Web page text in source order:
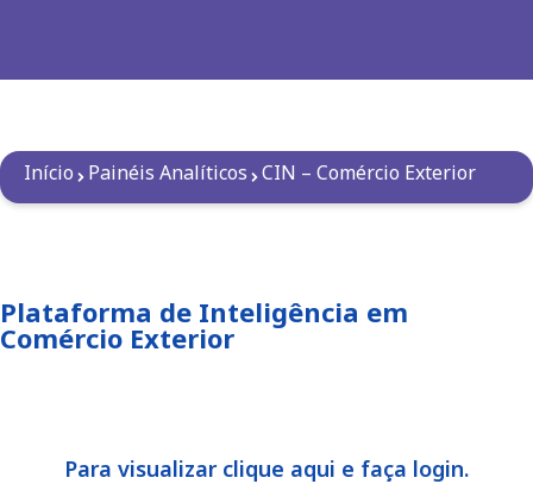
Início Painéis Analíticos CIN – Comércio Exterior
Plataforma de Inteligência em
Comércio Exterior
Para visualizar clique aqui e faça login.